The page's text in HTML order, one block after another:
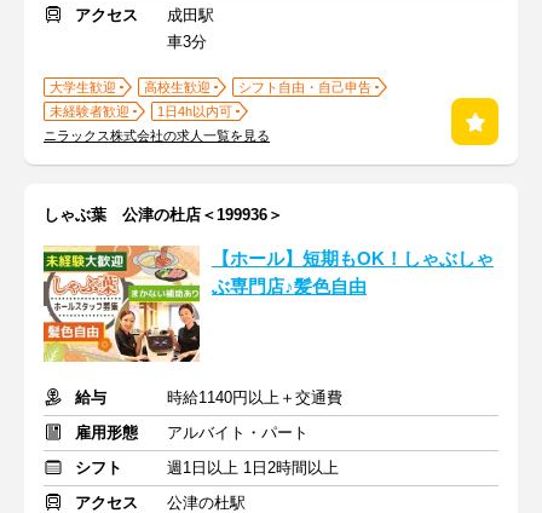
アクセス
成田駅
車3分
大学生歓迎 高校生歓迎
シフト自由・自己申告
未経験者歓迎
1日4h以内可
ニラックス株式会社の求人一覧を見る
しゃぶ葉 公津の杜店＜199936＞
【ホール】短期もOK！しゃぶしゃ
ぶ専門店♪髪色自由
給与
時給1140円以上＋交通費
雇用形態
アルバイト・パート
シフト
週1日以上 1日2時間以上
アクセス
公津の杜駅